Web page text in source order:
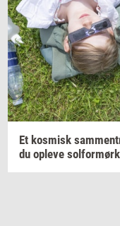
Et kos­misk
du op­le­ve